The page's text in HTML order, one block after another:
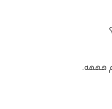
هههه.